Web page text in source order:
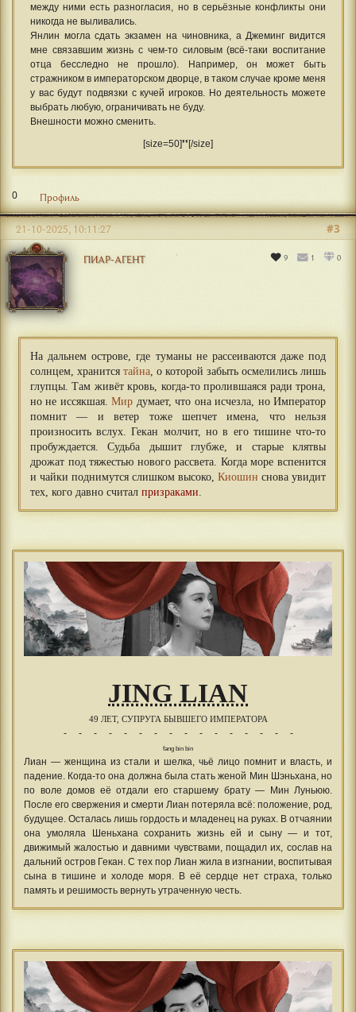
между ними есть разногласия, но в серьёзные конфликты они
никогда не выливались.
Янлин могла сдать экзамен на чиновника, а Джеминг видится
мне связавшим жизнь с чем-то силовым (всё-таки воспитание
отца бесследно не прошло). Например, он может быть
стражником в императорском дворце, в таком случае кроме меня
у вас будут подвязки с кучей игроков. Но деятельность можете
выбрать любую, ограничивать не буду.
Внешности можно сменить.
[size=50]❜❜[/size]
0 Профиль
ПИАР-АГЕНТ 9 1 0
#3
21-10-2025, 10:11:27
На дальнем острове, где туманы не рассеиваются даже под
солнцем, хранится тайна , о которой забыть осмелились лишь
глупцы. Там живёт кровь, когда-то пролившаяся ради трона,
но не иссякшая.Мир думает, что она исчезла, но Император
помнит — и ветер тоже шепчет имена, что нельзя
произносить вслух. Гекан молчит, но в его тишине что-то
пробуждается. Судьба дышит глубже, и старые клятвы
дрожат под тяжестью нового рассвета. Когда море вспенится
и чайки поднимутся слишком высоко,Киошин снова увидит
тех, кого давно считал призраками
JING LIAN
49 ЛЕТ, СУПРУГА БЫВШЕГО ИМПЕРАТОРА
- - - - - - - - - - - - - - - -
fang bin bin
Лиан — женщина из стали и шелка, чьё лицо помнит и власть, и
падение. Когда-то она должна была стать женой Мин Шэньхана, но
по воле домов её отдали его старшему брату — Мин Луньюю.
После его свержения и смерти Лиан потеряла всё: положение, род,
будущее. Осталась лишь гордость и младенец на руках. В отчаянии
она умоляла Шеньхана сохранить жизнь ей и сыну — и тот,
движимый жалостью и давними чувствами, пощадил их, сослав на
дальний остров Гекан. С тех пор Лиан жила в изгнании, воспитывая
сына в тишине и холоде моря. В её сердце нет страха, только
память и решимость вернуть утраченную честь.